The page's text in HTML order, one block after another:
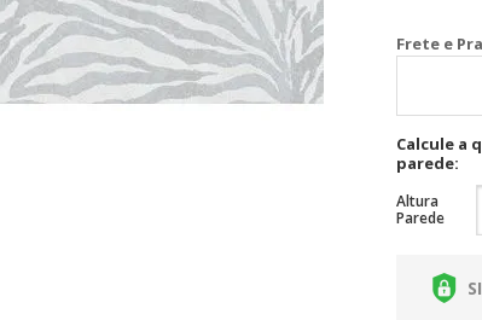
Calcule a
parede:
Altura
Parede